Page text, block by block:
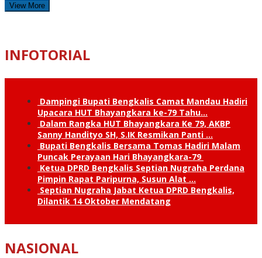
View More
INFOTORIAL
Dampingi Bupati Bengkalis Camat Mandau Hadiri
Upacara HUT Bhayangkara ke-79 Tahu…
Dalam Rangka HUT Bhayangkara Ke 79, AKBP
Sanny Handityo SH, S.IK Resmikan Panti …
Bupati Bengkalis Bersama Tomas Hadiri Malam
Puncak Perayaan Hari Bhayangkara-79
Ketua DPRD Bengkalis Septian Nugraha Perdana
Pimpin Rapat Paripurna, Susun Alat …
Septian Nugraha Jabat Ketua DPRD Bengkalis,
Dilantik 14 Oktober Mendatang
NASIONAL